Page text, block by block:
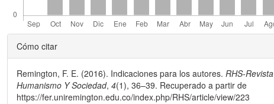
Detalles
del
artículo
Cómo citar
Remington, F. E. (2016). Indicaciones para los autores.RHS-Revista
Humanismo Y Sociedad,4(1), 36–39. Recuperado a partir de
https://fer.uniremington.edu.co/index.php/RHS/article/view/223